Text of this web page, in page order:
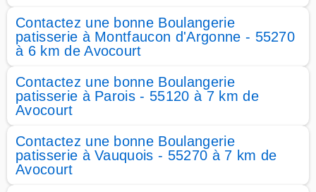
Contactez une bonne Boulangerie
patisserie à Montfaucon d'Argonne - 55270
à 6 km de Avocourt
Contactez une bonne Boulangerie
patisserie à Parois - 55120 à 7 km de
Avocourt
Contactez une bonne Boulangerie
patisserie à Vauquois - 55270 à 7 km de
Avocourt